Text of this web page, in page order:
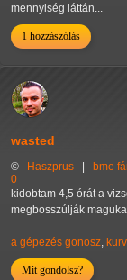
mennyiség láttán...
1 hozzászólás
wasted
© Haszprus bme
0
kidobtam 4,5 órát a
megbosszúlják
a gépezés gonosz,
Mit gondolsz?